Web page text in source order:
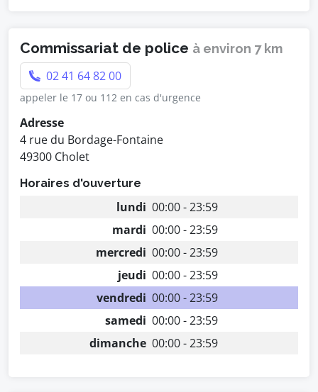
Commissariat de police à environ 7 km
02 41 64 82 00
appeler le 17 ou 112 en cas d'urgence
Adresse
4 rue du Bordage-Fontaine
49300 Cholet
Horaires d'ouverture
lundi 00:00 - 23:59
mardi 00:00 - 23:59
mercredi 00:00 - 23:59
jeudi 00:00 - 23:59
vendredi 00:00 - 23:59
samedi 00:00 - 23:59
dimanche 00:00 - 23:59